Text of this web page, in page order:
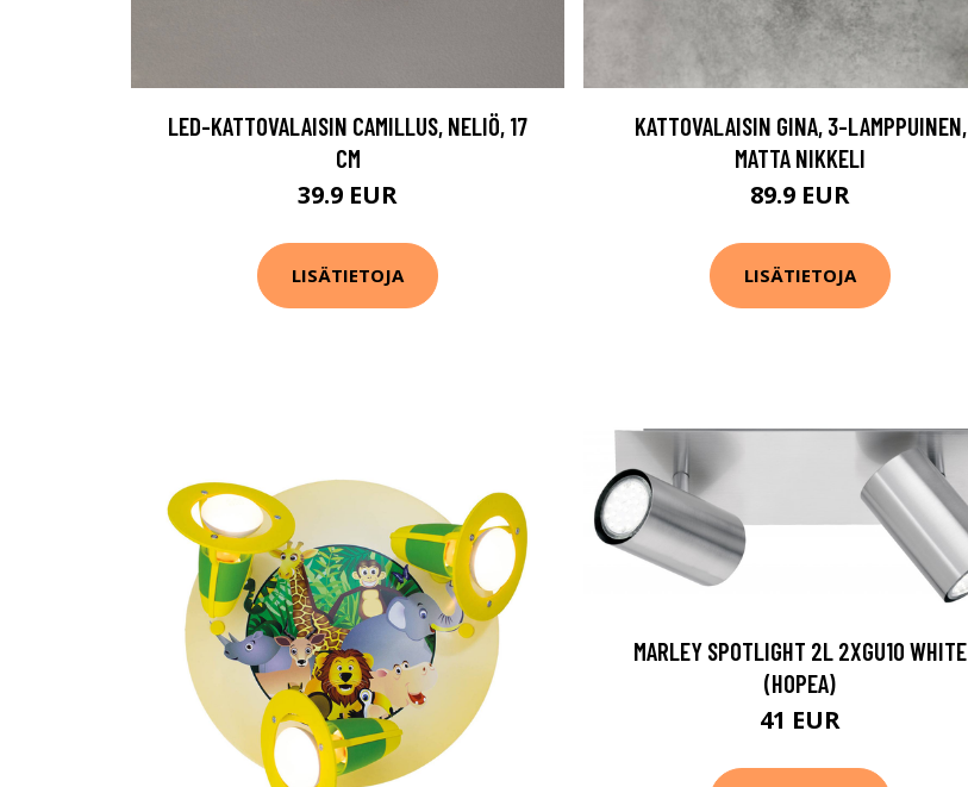
LED-KATTOVALAISIN CAMILLUS, NELIÖ, 17
CM
39.9 EUR
LISÄTIETOJA
KATTOVALAISIN GINA, 3-LAMPPUINEN,
MATTA NIKKELI
89.9 EUR
LISÄTIETOJA
MARLEY SPOTLIGHT 2L 2XGU10 WHITE
(HOPEA)
41 EUR